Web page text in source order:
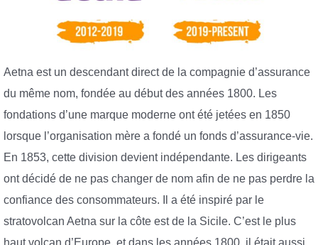
Aetna est un descendant direct de la compagnie d’assurance
du même nom, fondée au début des années 1800. Les
fondations d’une marque moderne ont été jetées en 1850
lorsque l’organisation mère a fondé un fonds d’assurance-vie.
En 1853, cette division devient indépendante. Les dirigeants
ont décidé de ne pas changer de nom afin de ne pas perdre la
confiance des consommateurs. Il a été inspiré par le
stratovolcan Aetna sur la côte est de la Sicile. C’est le plus